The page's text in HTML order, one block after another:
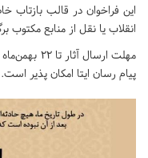
این فراخوان در قالب بازتاب
انقلاب یا نقل از منابع مکتوب
پیام رسان ایتا امکان پذیر است.